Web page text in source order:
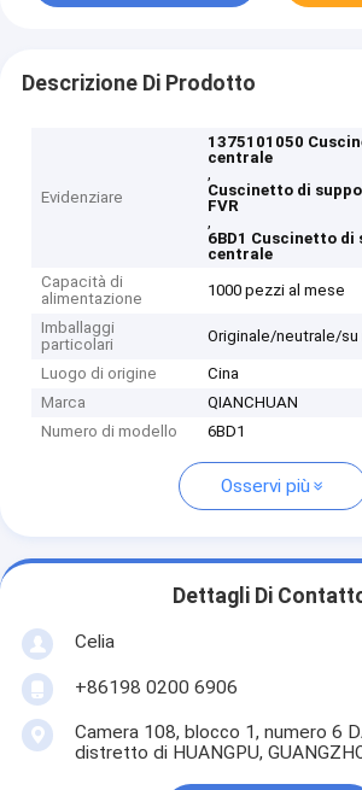
Descrizione Di Prodotto
Evidenziare
1375101050
centrale
,
Cuscinetto di
FVR
,
6BD1 Cuscinetto di
centrale
Capacità di
alimentazione
1000 pezzi al mese
Imballaggi
particolari
Originale/neutrale/su
Luogo di origine
Cina
Marca
QIANCHUAN
Numero di modello
6BD1
Osservi più
Dettagli Di
Celia
+86198 0200 6906
Camera 108, blocco 1, numero 6
distretto di HUANGPU,